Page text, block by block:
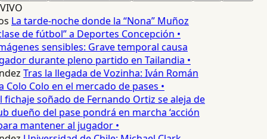
VIVO
La tarde-noche donde la “Nona” Muñoz
de fútbol” a Deportes Concepción •
sensibles: Grave temporal causa
durante pleno partido en Tailandia •
Tras la llegada de Vozinha: Iván Román
Colo en el mercado de pases •
fichaje soñado de Fernando Ortiz se aleja de
dueño del pase pondrá en marcha ‘acción
mantener al jugador •